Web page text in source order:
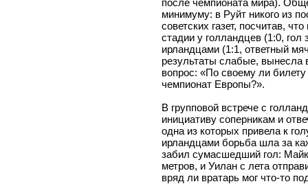
минимуму: в Руйт никого из
советских газет, посчитав,
стадии у голландцев (1:0,
ирландцами (1:1, ответный
результаты слабые, вынесла
вопрос: «По своему ли
чемпионат Европы?».
В групповой встрече с
инициативу соперникам и
одна из которых привела к
ирландцами борьба шла за
забил сумасшедший гол:
метров, и Уилан с лета
вряд ли вратарь мог что-то